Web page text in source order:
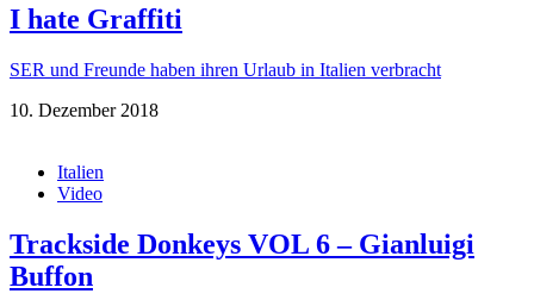
I hate Graffiti
SER und Freunde haben ihren Urlaub in Italien verbracht
10. Dezember 2018
Italien
Video
Trackside Donkeys VOL 6 – Gianluigi
Buffon